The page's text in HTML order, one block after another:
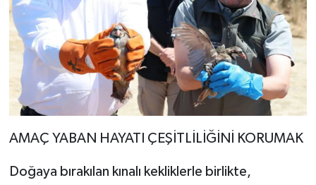
AMAÇ YABAN HAYATI ÇEŞİTLİLİĞİNİ KORUMAK
Doğaya bırakılan kınalı kekliklerle birlikte,